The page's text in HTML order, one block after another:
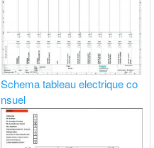
Schema tableau electrique co
nsuel